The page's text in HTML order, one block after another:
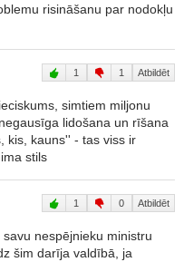
risināšanu par nodokļu
1 1 Atbildēt
simtiem miljonu
lidošana un rīšana
kis, kauns'' - tas viss ir
stils
1 0 Atbildēt
nespējnieku ministru
šim darīja valdībā, ja